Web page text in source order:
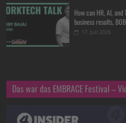
How can HR, AI,
business results,
17. Juli 2026
Das war das EMBRACE Festival –